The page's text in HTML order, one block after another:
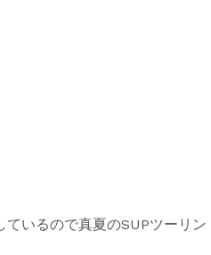
いるので真夏のSUPツーリン